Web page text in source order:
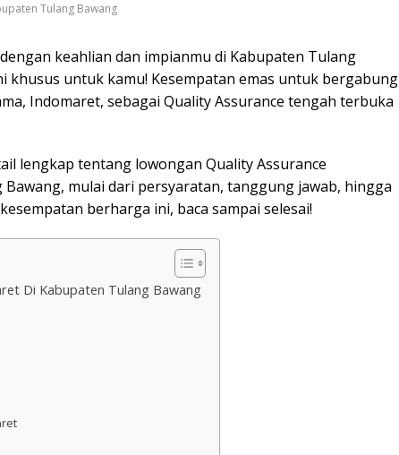
Tulang Bawang
keahlian dan impianmu di Kabupaten Tulang
khusus untuk kamu! Kesempatan emas untuk bergabung
Indomaret, sebagai Quality Assurance tengah terbuka
lengkap tentang lowongan Quality Assurance
mulai dari persyaratan, tanggung jawab, hingga
berharga ini, baca sampai selesai!
Di Kabupaten Tulang Bawang